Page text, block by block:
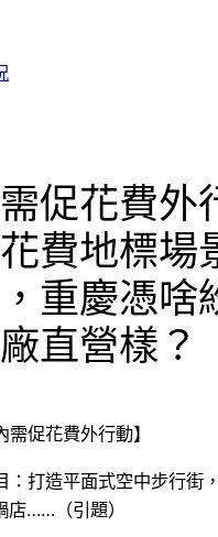
促花費外
費地標場
重慶憑啥
直營樣？
需促花費外行動】
：打造平面式空中步行街
店……（引題）